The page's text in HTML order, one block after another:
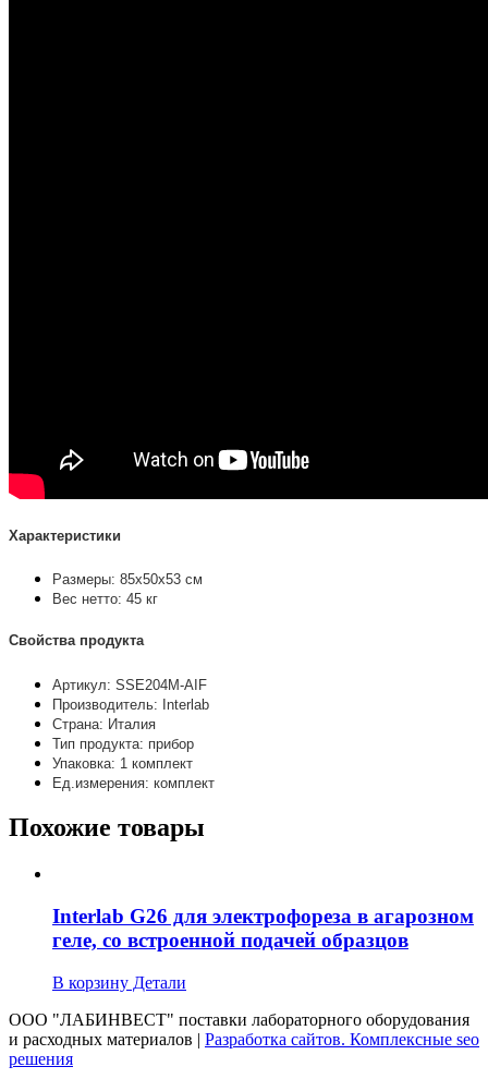
Характеристики
Размеры: 85х50х53 см
Вес нетто: 45 кг
Свойства продукта
Артикул: SSE204M-AIF
Производитель: Interlab
Страна: Италия
Тип продукта: прибор
Упаковка: 1 комплект
Ед.измерения: комплект
Похожие товары
Interlab G26 для электрофореза в агарозном
геле, со встроенной подачей образцов
В корзину Детали
ООО "ЛАБИНВЕСТ" поставки лабораторного оборудования
и расходных материалов | Разработка сайтов. Комплексные seo
решения